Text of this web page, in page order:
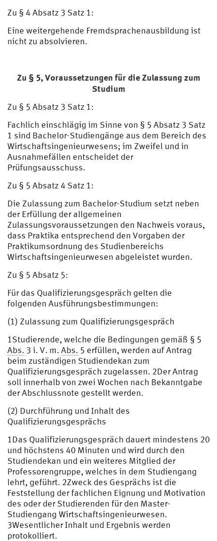
Zu § 4 Absatz 3 Satz 1:
Eine weitergehende Fremdsprachenausbildung ist
nicht zu absolvieren.
Zu § 5,Voraussetzungen für die Zulassung zum
Studium
Zu § 5 Absatz 3 Satz 1:
Fachlich einschlägig im Sinne von § 5 Absatz 3 Satz
1 sind Bachelor-Studiengänge aus dem Bereich des
Wirtschaftsingenieurwesens; im Zweifel und in
Ausnahmefällen entscheidet der
Prüfungsausschuss.
Zu § 5 Absatz 4 Satz 1:
Die Zulassung zum Bachelor-Studium setzt neben
der Erfüllung der allgemeinen
Zulassungsvoraussetzungen den Nachweis voraus,
dass Praktika entsprechend den Vorgaben der
Praktikumsordnung des Studienbereichs
Wirtschaftsingenieurwesen abgeleistet wurden.
Zu § 5 Absatz 5:
Für das Qualifizierungsgespräch gelten die
folgenden Ausführungsbestimmungen:
(1) Zulassung zum Qualifizierungsgespräch
1Studierende, welche die Bedingungen gemäß § 5
Abs. 3 i. V. m. Abs. 5 erfüllen, werden auf Antrag
beim zuständigen Studiendekan zum
Qualifizierungsgespräch zugelassen. 2Der Antrag
soll innerhalb von zwei Wochen nach Bekanntgabe
der Abschlussnote gestellt werden.
(2) Durchführung und Inhalt des
Qualifizierungsgesprächs
1Das Qualifizierungsgespräch dauert mindestens 20
und höchstens 40 Minuten und wird durch den
Studiendekan und ein weiteres Mitglied der
Professorengruppe, welches in dem Studiengang
lehrt, geführt. 2Zweck des Gesprächs ist die
Feststellung der fachlichen Eignung und Motivation
des oder der Studierenden für den Master-
Studiengang Wirtschaftsingenieurwesen.
3Wesentlicher Inhalt und Ergebnis werden
protokolliert.